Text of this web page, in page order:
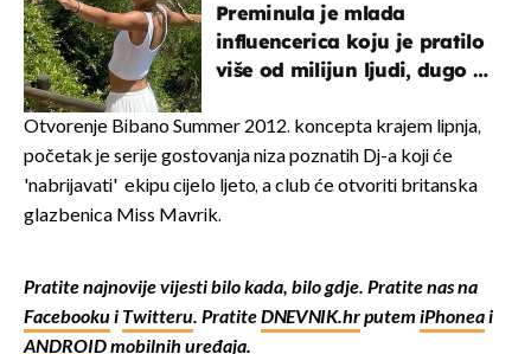
Preminula je mlada
influencerica koju je pratilo
više od milijun ljudi, dugo se
Otvorenje Bibano Summer 2012. koncepta krajem lipnja,
početak je serije gostovanja niza poznatih Dj-a koji će
'nabrijavati' ekipu cijelo ljeto, a club će otvoriti britanska
glazbenica Miss Mavrik.
Pratite najnovije vijesti bilo kada, bilo gdje. Pratite nas na
Facebookui Twitteru. PratiteDNEVNIK.hrputem iPhoneai
ANDROIDmobilnih uređaja.